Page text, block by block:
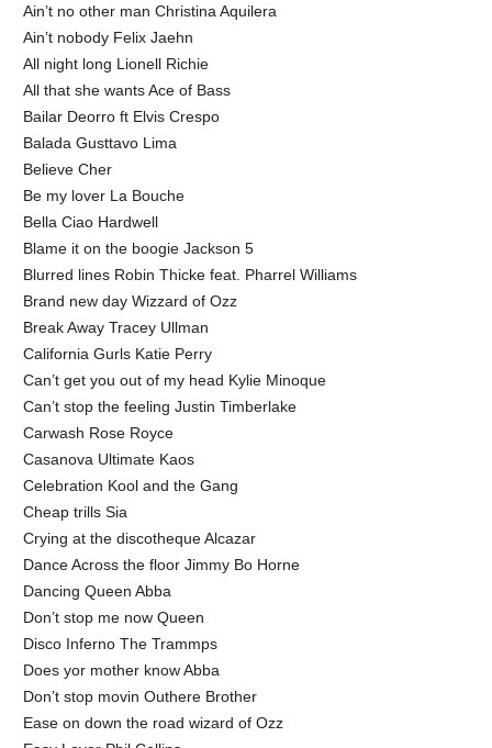
Ain’t no other man Christina Aquilera
Ain’t nobody Felix Jaehn
All night long Lionell Richie
All that she wants Ace of Bass
Bailar Deorro ft Elvis Crespo
Balada Gusttavo Lima
Believe Cher
Be my lover La Bouche
Bella Ciao Hardwell
Blame it on the boogie Jackson 5
Blurred lines Robin Thicke feat. Pharrel Williams
Brand new day Wizzard of Ozz
Break Away Tracey Ullman
California Gurls Katie Perry
Can’t get you out of my head Kylie Minoque
Can’t stop the feeling Justin Timberlake
Carwash Rose Royce
Casanova Ultimate Kaos
Celebration Kool and the Gang
Cheap trills Sia
Crying at the discotheque Alcazar
Dance Across the floor Jimmy Bo Horne
Dancing Queen Abba
Don’t stop me now Queen
Disco Inferno The Trammps
Does yor mother know Abba
Don’t stop movin Outhere Brother
Ease on down the road wizard of Ozz